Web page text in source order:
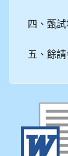
四、甄
五、餘